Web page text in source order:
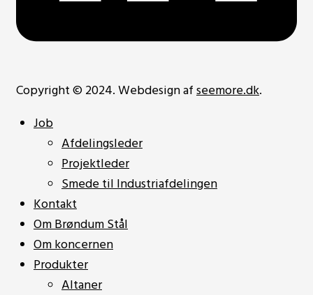
Copyright © 2024. Webdesign afseemore.dk.
Job
Afdelingsleder
Projektleder
Smede til Industriafdelingen
Kontakt
Om Brøndum Stål
Om koncernen
Produkter
Altaner